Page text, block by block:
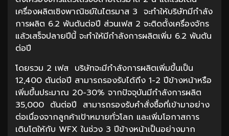
เครื่องผลิตเชิงพาณิชย์ในไตรมาส 3 จะทำให้บริษัทมีกำลัง
การผลิต 6.2 พันตันต่อปี ส่วนเฟส 2 จะติดตั้งเครื่องจักร
แล้วเสร็จปลายปีนี้ จะทำให้มีกำลังการผลิตเพิ่ม 6.2 พันตัน
ต่อปี
โดยรวม 2 เฟส บริษัทจะมีกำลังการผลิตเพิ่มขึ้นเป็น
12,400 ตันต่อปี สามารถรองรับได้ถึง 1-2 ปีข้างหน้าหรือ
เพิ่มขึ้นประมาณ 20-30% จากปัจจุบันมีกำลังการผลิต
35,000 ตันต่อปี สามารถรองรับคำสั่งซื้อที่เข้ามาอย่าง
ต่อเนื่องจากลูกค้าเป้าหมายทั่วโลก และเพิ่มโอกาสการ
เติบโตให้กับ WFX ในช่วง 3 ปีข้างหน้าเป็นอย่างมาก